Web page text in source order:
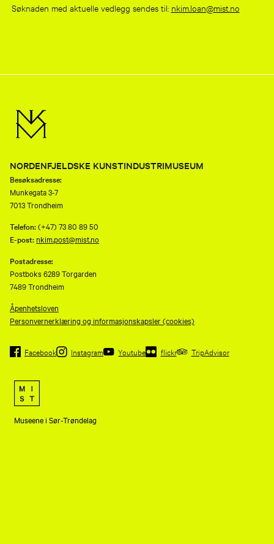
Søknaden med aktuelle vedlegg sendes til: nkim.loan@mist.no
NORDENFJELDSKE KUNSTINDUSTRIMUSEUM
Besøksadresse:
Munkegata 3-7
7013 Trondheim
Telefon:(+47) 73 80 89 50
E-post: nkim.post@mist.no
Postadresse:
Postboks 6289 Torgarden
7489 Trondheim
Åpenhetsloven
Personvernerklæring og informasjonskapsler (cookies)
Facebook Instagram Youtube flickr TripAdvisor
Museene i Sør-Trøndelag